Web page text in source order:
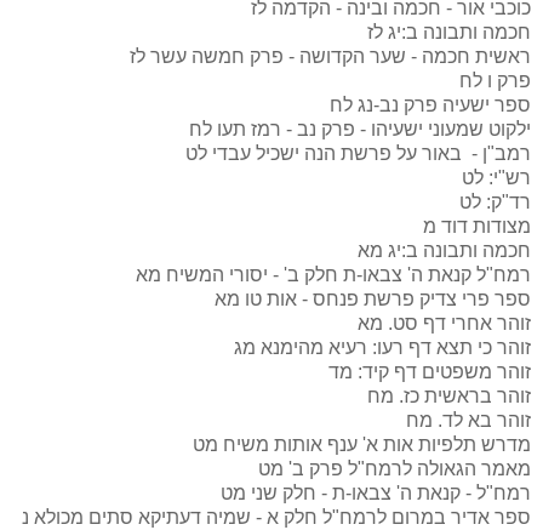
כוכבי אור - חכמה ובינה - הקדמה לז
חכמה ותבונה ב:יג לז
ראשית חכמה - שער הקדושה - פרק חמשה עשר לז
פרק ו לח
ספר ישעיה פרק נב-נג לח
ילקוט שמעוני ישעיהו - פרק נב - רמז תעו לח
רמב"ן - באור על פרשת הנה ישכיל עבדי לט
רש"י: לט
רד"ק: לט
מצודות דוד מ
חכמה ותבונה ב:יג מא
רמח"ל קנאת ה' צבאו-ת חלק ב' - יסורי המשיח מא
ספר פרי צדיק פרשת פנחס - אות טו מא
זוהר אחרי דף סט. מא
זוהר כי תצא דף רעו: רעיא מהימנא מג
זוהר משפטים דף קיד: מד
זוהר בראשית כז. מח
זוהר בא לד. מח
מדרש תלפיות אות א' ענף אותות משיח מט
מאמר הגאולה לרמח"ל פרק ב' מט
רמח"ל - קנאת ה' צבאו-ת - חלק שני מט
ספר אדיר במרום לרמח"ל חלק א - שמיה דעתיקא סתים מכולא נ